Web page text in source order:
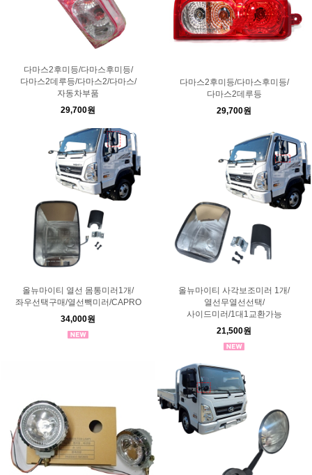
다마스2후미등/다마스후미등/
다마스2데루등/다마스2/다마스/
자동차부품
29,700원
다마스2후미등/다마스후미등/
다마스2데루등
29,700원
올뉴마이티 열선 몸통미러1개/
좌우선택구매/열선빽미러/CAPRO
34,000원
올뉴마이티 사각보조미러 1개/
열선무열선선택/
사이드미러/1대1교환가능
21,500원